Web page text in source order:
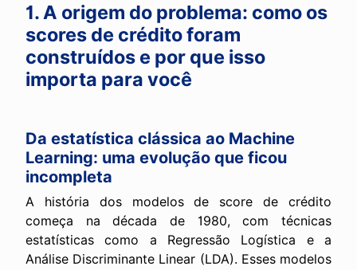
1. A origem do problema: como os
scores de crédito foram
construídos e por que isso
importa para você
Da estatística clássica ao Machine
Learning: uma evolução que ficou
incompleta
A história dos modelos de score de crédito
começa na década de 1980, com técnicas
estatísticas como a Regressão Logística e a
Análise Discriminante Linear (LDA). Esses modelos